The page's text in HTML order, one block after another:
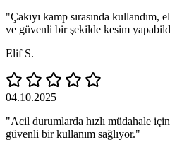
"Çakıyı kamp sırasında kullandım,
ve güvenli bir şekilde kesim
Elif S.
04.10.2025
"Acil durumlarda hızlı müdahale
güvenli bir kullanım sağlıyor."